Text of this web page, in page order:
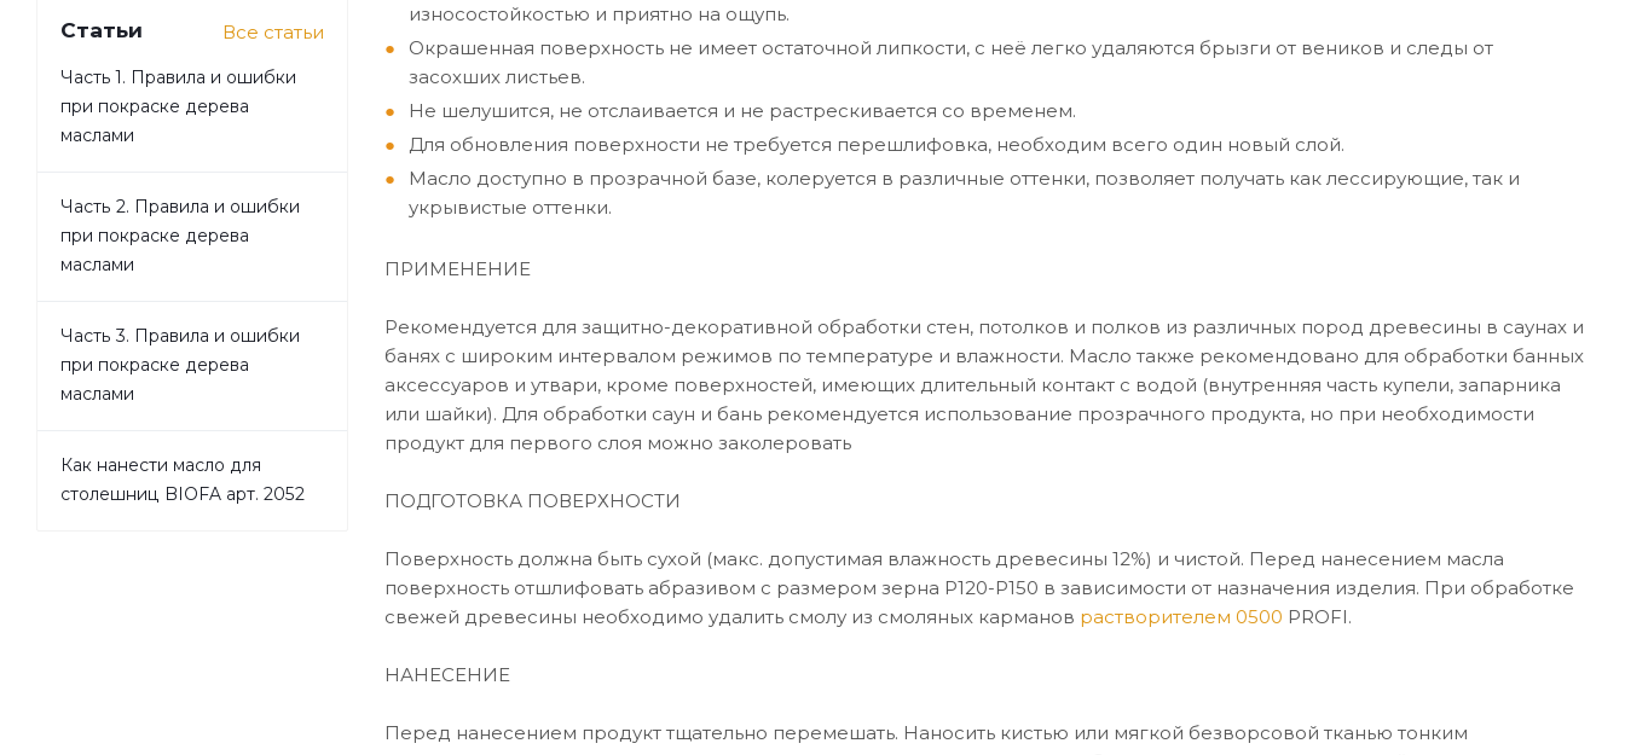
износостойкостью и приятно на ощупь.
Окрашенная поверхность не имеет остаточной липкости, с неё легко удаляются брызги от веников и следы от
засохших листьев.
Не шелушится, не отслаивается и не растрескивается со временем.
Для обновления поверхности не требуется перешлифовка, необходим всего один новый слой.
Масло доступно в прозрачной базе, колеруется в различные оттенки, позволяет получать как лессирующие, так и
укрывистые оттенки.
ПРИМЕНЕНИЕ
Рекомендуется для защитно-декоративной обработки стен, потолков и полков из различных пород древесины в саунах и
банях с широким интервалом режимов по температуре и влажности. Масло также рекомендовано для обработки банных
аксессуаров и утвари, кроме поверхностей, имеющих длительный контакт с водой (внутренняя часть купели, запарника
или шайки). Для обработки саун и бань рекомендуется использование прозрачного продукта, но при необходимости
продукт для первого слоя можно заколеровать
ПОДГОТОВКА ПОВЕРХНОСТИ
Поверхность должна быть сухой (макс. допустимая влажность древесины 12%) и чистой. Перед нанесением масла
поверхность отшлифовать абразивом с размером зерна P120-Р150 в зависимости от назначения изделия. При обработке
свежей древесины необходимо удалить смолу из смоляных карманов растворителем 0500 PROFI.
НАНЕСЕНИЕ
Перед нанесением продукт тщательно перемешать. Наносить кистью или мягкой безворсовой тканью тонким
Статьи Все статьи
Часть 1. Правила и ошибки
при покраске дерева
маслами
Часть 2. Правила и ошибки
при покраске дерева
маслами
Часть 3. Правила и ошибки
при покраске дерева
маслами
Как нанести масло для
столешниц BIOFA арт. 2052